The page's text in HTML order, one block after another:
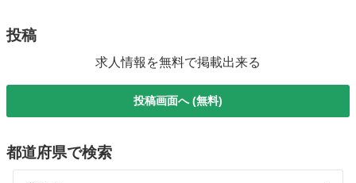
投稿
求人情報を無料で掲載出来る
投稿画面へ (無料)
都道府県で検索